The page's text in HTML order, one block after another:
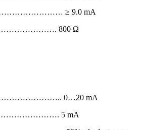
≥ 9.0 mA
800 Ω
0…20 mA
5 mA